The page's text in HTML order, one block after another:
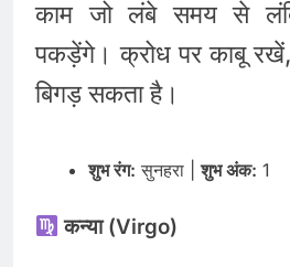
काम जो लंबे समय से
पकड़ेंगे। क्रोध पर काबू रखें,
बिगड़ सकता है।
शुभ रंग: सुनहरा |शुभ अंक: 1
कन्या (Virgo)